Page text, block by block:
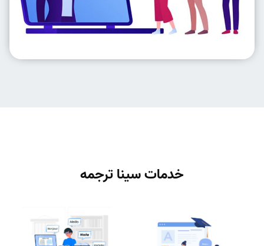
خدمات سینا ترجمه